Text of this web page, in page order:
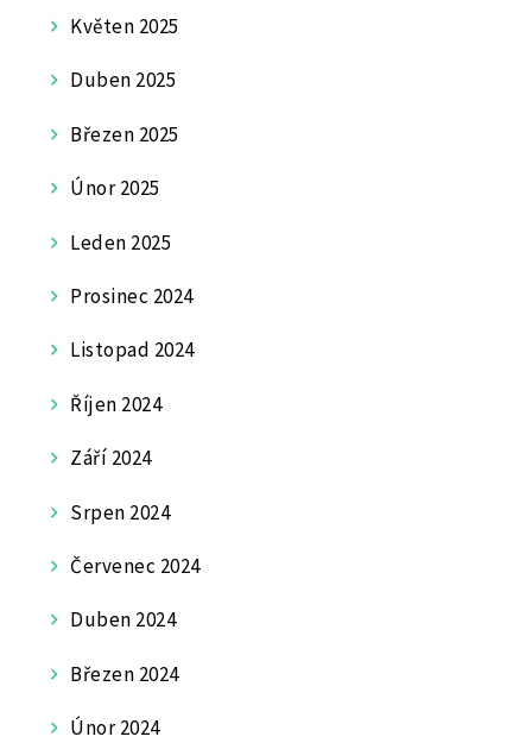
Květen 2025
Duben 2025
Březen 2025
Únor 2025
Leden 2025
Prosinec 2024
Listopad 2024
Říjen 2024
Září 2024
Srpen 2024
Červenec 2024
Duben 2024
Březen 2024
Únor 2024